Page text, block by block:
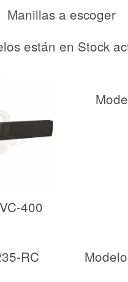
Manillas a escoger
están en Stock
400
RC